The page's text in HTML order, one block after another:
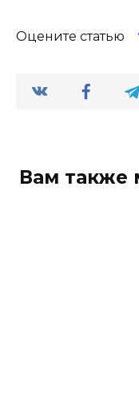
Оцените статью
Вам также